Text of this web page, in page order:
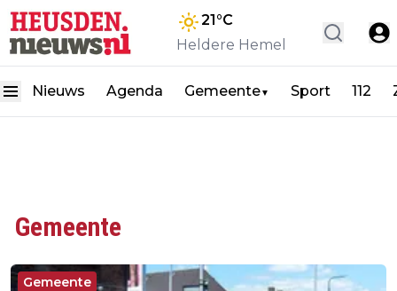
21°C
Heldere Hemel
Nieuws Agenda Gemeente▼ Sport 112
Gemeente
Gemeente